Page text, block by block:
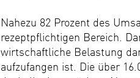
Nahezu 82 Prozent des
rezeptpflichtigen Bereich.
wirtschaftliche Belastung
aufzufangen ist. Die über